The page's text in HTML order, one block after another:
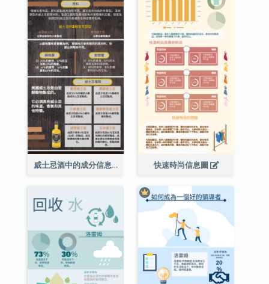
威士忌酒中的成分信息圖表 快速時尚信息圖